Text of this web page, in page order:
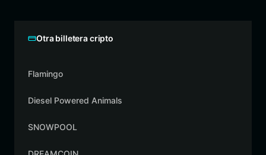
Otra billetera cripto
Flamingo
Diesel Powered Animals
SNOWPOOL